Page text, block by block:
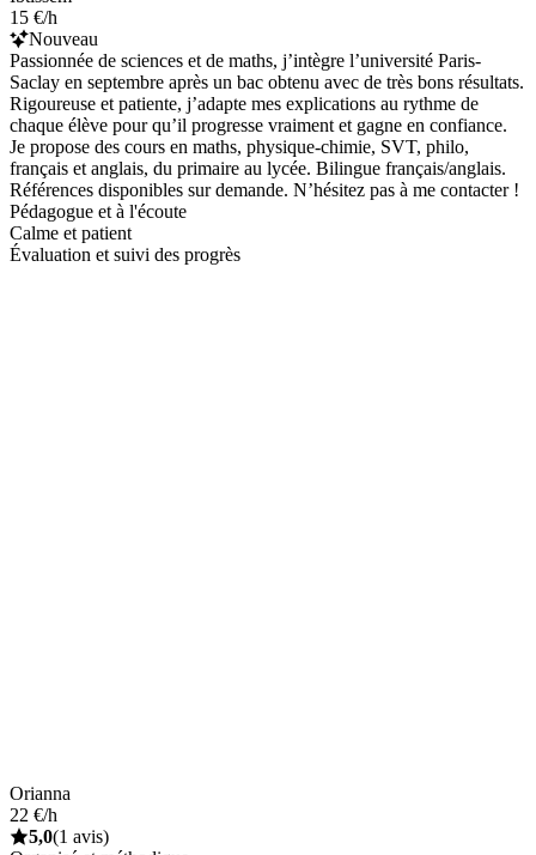
15 €/h
Nouveau
Passionnée de sciences et de maths, j’intègre l’université Paris-
Saclay en septembre après un bac obtenu avec de très bons résultats.
Rigoureuse et patiente, j’adapte mes explications au rythme de
chaque élève pour qu’il progresse vraiment et gagne en confiance.
Je propose des cours en maths, physique-chimie, SVT, philo,
français et anglais, du primaire au lycée. Bilingue français/anglais.
Références disponibles sur demande. N’hésitez pas à me contacter !
Pédagogue et à l'écoute
Calme et patient
Évaluation et suivi des progrès
Orianna
22 €/h
5,0(1 avis)